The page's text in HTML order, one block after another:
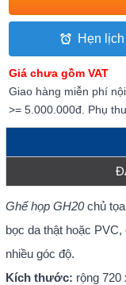
Hẹn lịch
Giá chưa gồm VAT
Giao hàng miễn phí
>= 5.000.000đ. Phụ
Ghế họp GH20chủ
bọc da thật hoặc
nhiều góc độ.
Kích thước: rộng 720